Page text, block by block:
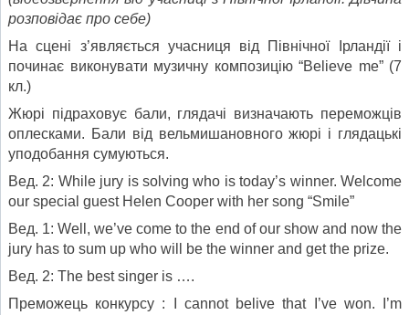
розповідає про себе)
На сцені з’являється учасниця від Північної Ірландії і
починає виконувати музичну композицію “Believe me” (7
кл.)
Жюрі підраховує бали, глядачі визначають переможців
оплесками. Бали від вельмишановного жюрі і глядацькі
уподобання сумуються.
Вед. 2: While jury is solving who is today’s winner. Welcome
our special guest Helen Cooper with her song “Smile”
Вед. 1: Well, we’ve come to the end of our show and now the
jury has to sum up who will be the winner and get the prize.
Вед. 2: The best singer is ….
Преможець конкурсу : I cannot belive that I’ve won. I’m